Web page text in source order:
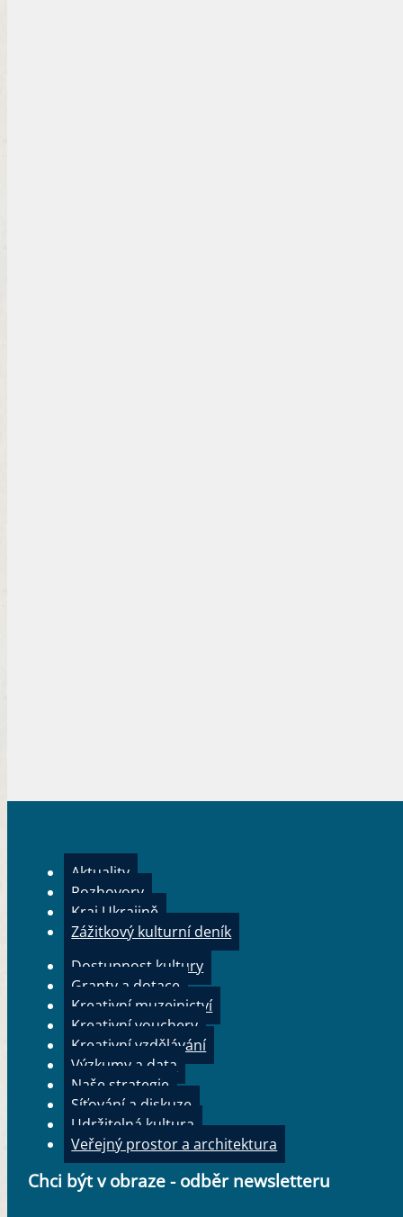
Aktuality
Rozhovory
Kraj Ukrajině
Zážitkový kulturní deník
Dostupnost kultury
Granty a dotace
Kreativní muzejnictví
Kreativní vouchery
Kreativní vzdělávání
Výzkumy a data
Naše strategie
Síťování a diskuze
Udržitelná kultura
Veřejný prostor a architektura
Chci být v obraze - odběr newsletteru